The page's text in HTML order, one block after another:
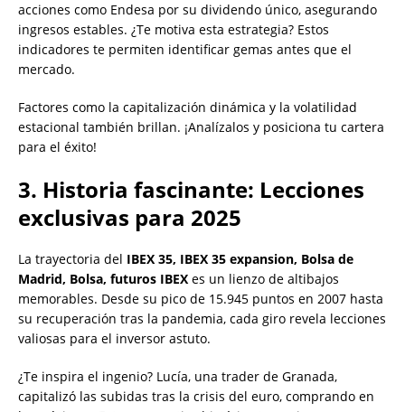
acciones como Endesa por su dividendo único, asegurando
ingresos estables. ¿Te motiva esta estrategia? Estos
indicadores te permiten identificar gemas antes que el
mercado.
Factores como la capitalización dinámica y la volatilidad
estacional también brillan. ¡Analízalos y posiciona tu cartera
para el éxito!
3. Historia fascinante: Lecciones
exclusivas para 2025
La trayectoria del IBEX 35, IBEX 35 expansion, Bolsa de
Madrid, Bolsa, futuros IBEX es un lienzo de altibajos
memorables. Desde su pico de 15.945 puntos en 2007 hasta
su recuperación tras la pandemia, cada giro revela lecciones
valiosas para el inversor astuto.
¿Te inspira el ingenio? Lucía, una trader de Granada,
capitalizó las subidas tras la crisis del euro, comprando en